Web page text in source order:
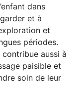
dans
et à
et
périodes.
aussi à
paisible et
soin de leur